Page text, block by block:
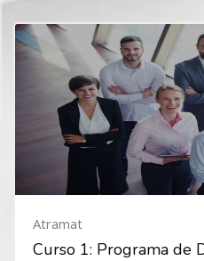
Atramat
Curso 1: Programa de